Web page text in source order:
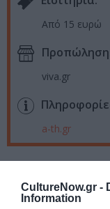
CultureNow.gr -
Information
Από 15 ευρώ
viva.gr
a-th.gr
μάθετε πρώτοι